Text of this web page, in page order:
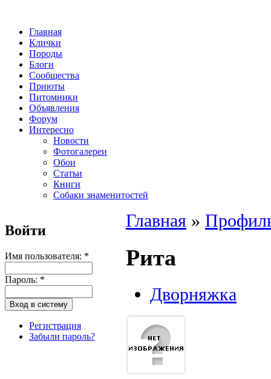
Главная
Клички
Породы
Блоги
Сообщества
Приюты
Питомники
Объявления
Форум
Интересно
Новости
Фотогалереи
Обои
Статьи
Книги
Собаки знаменитостей
Войти
Имя пользователя: *
Пароль: *
Регистрация
Забыли пароль?
Главная »
Рита
Дворняжка